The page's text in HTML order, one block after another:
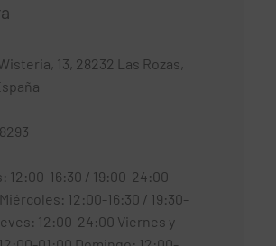
13, 28232 Las Rozas,
12:00-16:30 / 19:00-24:00
12:00-16:30 / 19:30-
12:00-24:00 Viernes y